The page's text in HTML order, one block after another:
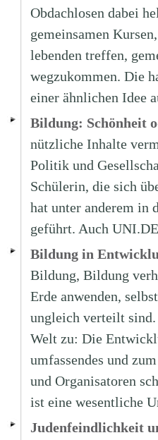
Obdachlosen dabei
gemeinsamen
lebenden treffen,
wegzukommen. Die
einer ähnlichen Idee
Bildung: Schönheit
nützliche Inhalte
Politik und
Schülerin, die sich
hat unter anderem in
geführt. Auch
Bildung in
Bildung, Bildung
Erde anwenden,
ungleich verteilt sind.
Welt zu: Die
umfassendes und
und Organisatoren
ist eine wesentliche
Judenfeindlichkeit